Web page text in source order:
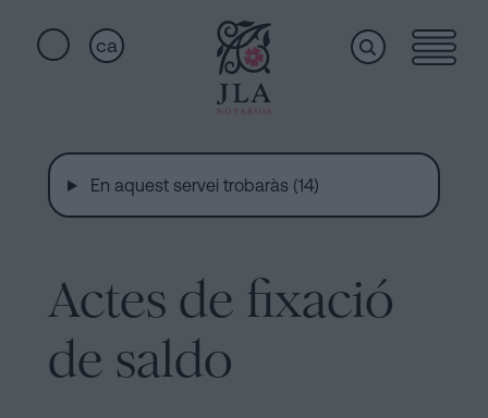
ca
Home
Serveis
Qui
som
ràpids
a
Barcelona
Notaria
En aquest servei trobaràs (14)
Actes de fixació
de saldo